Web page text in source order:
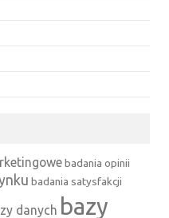
badania opinii
badania satysfakcji
danych bazy